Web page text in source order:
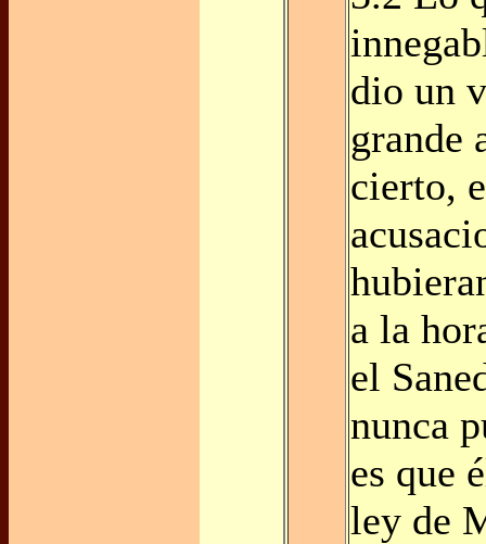
dio un
grande
cierto,
a la
el
nunca
es que
ley de